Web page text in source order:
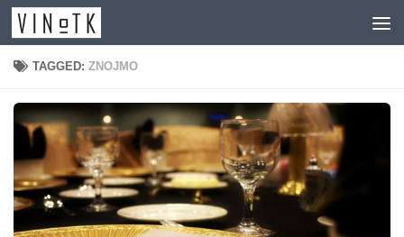
Skip to content
TAGGED:ZNOJMO